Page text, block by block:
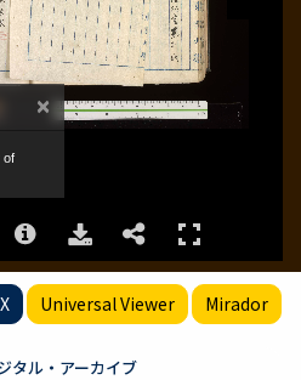
Universal Viewer Mirador
タル・アーカイブ